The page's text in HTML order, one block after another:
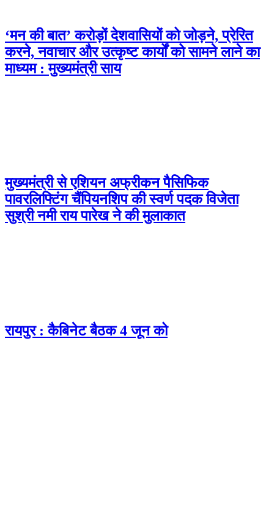
‘मन की बात’ करोड़ों देशवासियों को जोड़ने, प्रेरित
करने, नवाचार और उत्कृष्ट कार्यों को सामने लाने का
माध्यम : मुख्यमंत्री साय
मुख्यमंत्री से एशियन अफ्रीकन पैसिफिक
पावरलिफ्टिंग चैंपियनशिप की स्वर्ण पदक विजेता
सुश्री नमी राय पारेख ने की मुलाकात
रायपुर : कैबिनेट बैठक 4 जून को